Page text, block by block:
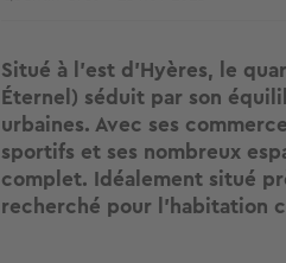
Situé à l’est d'Hyères, le
Éternel) séduit par son
urbaines. Avec ses
sportifs et ses nombreux
complet. Idéalement situé
recherché pour l’habitation